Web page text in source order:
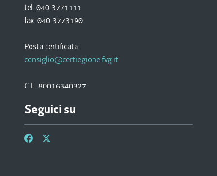
tel. 040 3771111
fax. 040 3773190
Posta certificata:
consiglio@certregione.fvg.it
C.F. 80016340327
Seguici su